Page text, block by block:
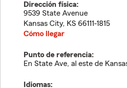
Dirección física:
9539 State Avenue
Kansas City, KS 66111-1815
Cómo llegar
Punto de referencia:
En State Ave, al este de
Idiomas: